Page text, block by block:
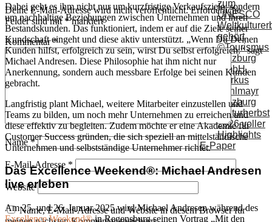
Salzburg
Kulturherbst
2026 voller
Highlights
E-Paper
Dabei geht es ihm nicht nur um kurzfristige Verkaufsziele, sondern
um nachhaltige Beziehungen zwischen Unternehmen und ihren
Bestandskunden. Das funktioniert, indem er auf die Ziele seiner
Kundschaft eingeht und diese aktiv unterstützt. „Wenn Du Deinen
Kunden hilfst, erfolgreich zu sein, wirst Du selbst erfolgreich.“ sagt
Michael Andresen. Diese Philosophie hat ihm nicht nur
Anerkennung, sondern auch messbare Erfolge bei seinen Kunden
gebracht.
Langfristig plant Michael, weitere Mitarbeiter einzustellen und
Teams zu bilden, um noch mehr Unternehmen zu erreichen und
diese effektiv zu begleiten. Zudem möchte er eine Akademie für
Customer Success gründen, die sich speziell an mittelständische
Unternehmen und selbstständige Unternehmer richtet.
Das Excellence Weekend®: Michael Andresen
live erleben
Am 25. und 26. Januar 2025 wird Michael Andresen während des
Excellence Weekend®in Regensburg seinen Vortrag „Mit den
Deine E-Mail-Adresse wird nicht veröffentlicht. Erforderliche
Felder sind mit*markiert
Kommentar*
Name*
E-Mail-Adresse *
Website
Name, E-Mail-Adresse und Website in diesem Browser für